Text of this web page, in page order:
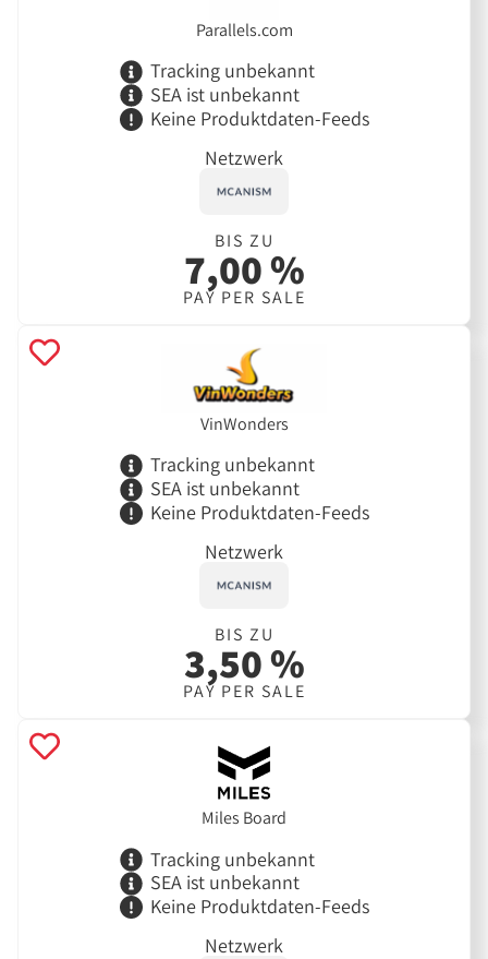
Parallels.com
Tracking unbekannt
SEA ist unbekannt
Keine Produktdaten-Feeds
Netzwerk
BIS ZU
7,00 %
PAY PER SALE
VinWonders
Tracking unbekannt
SEA ist unbekannt
Keine Produktdaten-Feeds
Netzwerk
BIS ZU
3,50 %
PAY PER SALE
Miles Board
Tracking unbekannt
SEA ist unbekannt
Keine Produktdaten-Feeds
Netzwerk